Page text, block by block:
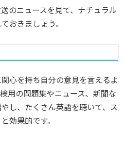
のニュースを見て、ナチュラル
おきましょう。
心を持ち自分の意見を言えるよ
用の問題集やニュース、新聞な
し、たくさん英語を聴いて、ス
効果的です。